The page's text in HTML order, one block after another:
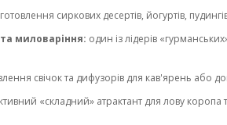
сиркових десертів, йогуртів,
миловаріння: один із лідерів
свічок та дифузорів для кав'ярень або
«складний» атрактант для лову